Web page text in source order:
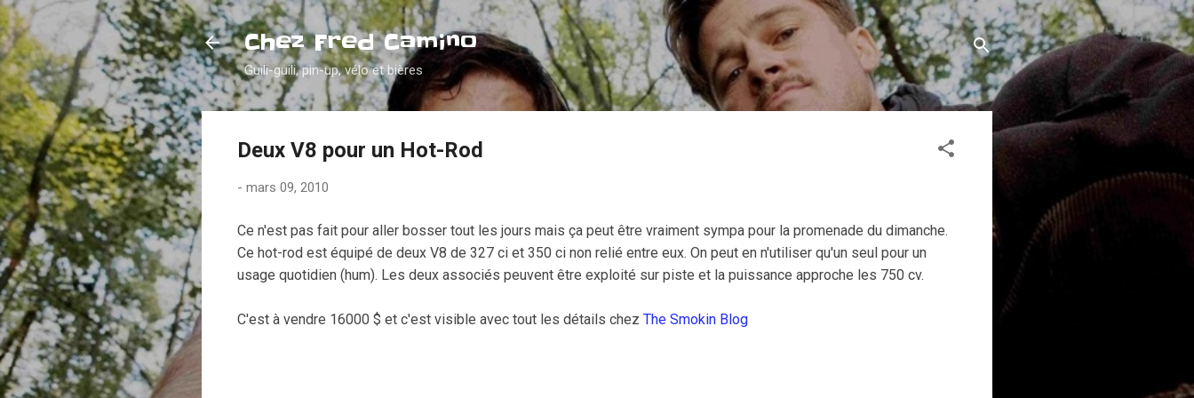
Accéder au contenu principal
Chez Fred Camino
Guili-guili, pin-up, vélo et bières
Deux V8 pour un Hot-Rod
- mars 09, 2010
Ce n'est pas fait pour aller bosser tout les jours mais ça peut être vraiment sympa pour la promenade du dimanche.
Ce hot-rod est équipé de deux V8 de 327 ci et 350 ci non relié entre eux. On peut en n'utiliser qu'un seul pour un
usage quotidien (hum). Les deux associés peuvent être exploité sur piste et la puissance approche les 750 cv.
C'est à vendre 16000 $ et c'est visible avec tout les détails chez The Smokin Blog